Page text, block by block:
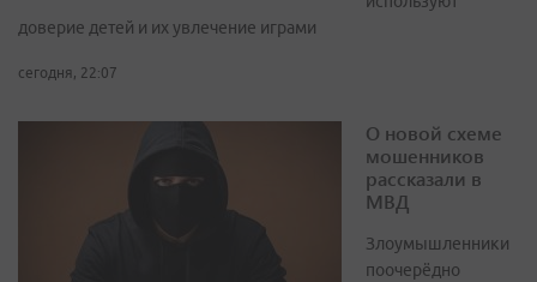
доверие детей и их увлечение играми
сегодня, 22:07
О новой схеме
мошенников
рассказали в
МВД
Злоумышленники
поочерёдно